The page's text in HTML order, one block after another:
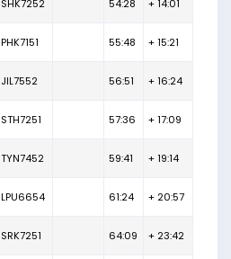
SHK7252 54:28 + 14:01
PHK7151 55:48 + 15:21
JIL7552 56:51 + 16:24
STH7251 57:36 + 17:09
TYN7452 59:41 + 19:14
LPU6654 61:24 + 20:57
SRK7251 64:09 + 23:42